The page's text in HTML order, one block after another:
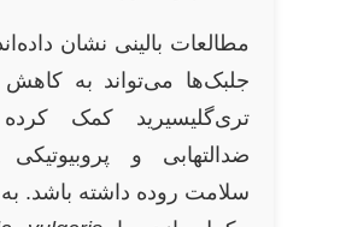
مطالعات بالینی نشان
جلبک‌ها می‌تواند به
تری‌گلیسیرید کمک
ضدالتهابی و پروبیوتیکی
سلامت روده داشته باشد. به